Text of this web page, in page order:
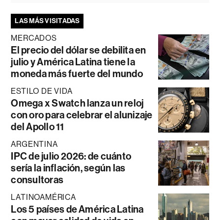
LAS MÁS VISITADAS
MERCADOS
El precio del dólar se debilita en
julio y América Latina tiene la
moneda más fuerte del mundo
ESTILO DE VIDA
Omega x Swatch lanza un reloj
con oro para celebrar el alunizaje
del Apollo 11
ARGENTINA
IPC de julio 2026: de cuánto
sería la inflación, según las
consultoras
LATINOAMÉRICA
Los 5 países de América Latina